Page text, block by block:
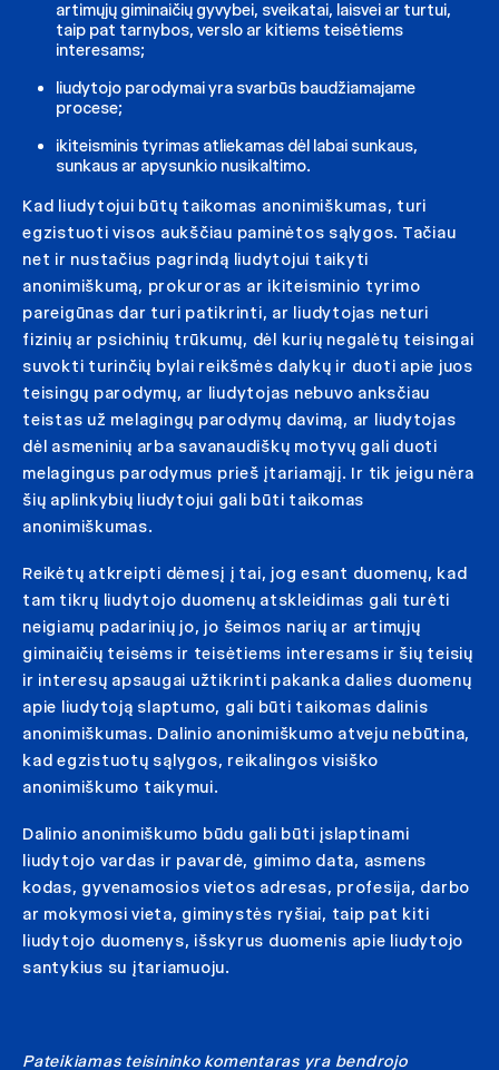
artimųjų giminaičių gyvybei, sveikatai, laisvei ar turtui,
taip pat tarnybos, verslo ar kitiems teisėtiems
interesams;
liudytojo parodymai yra svarbūs baudžiamajame
procese;
ikiteisminis tyrimas atliekamas dėl labai sunkaus,
sunkaus ar apysunkio nusikaltimo.
Kad liudytojui būtų taikomas anonimiškumas, turi
egzistuoti visos aukščiau paminėtos sąlygos. Tačiau
net ir nustačius pagrindą liudytojui taikyti
anonimiškumą, prokuroras ar ikiteisminio tyrimo
pareigūnas dar turi patikrinti, ar liudytojas neturi
fizinių ar psichinių trūkumų, dėl kurių negalėtų teisingai
suvokti turinčių bylai reikšmės dalykų ir duoti apie juos
teisingų parodymų, ar liudytojas nebuvo anksčiau
teistas už melagingų parodymų davimą, ar liudytojas
dėl asmeninių arba savanaudiškų motyvų gali duoti
melagingus parodymus prieš įtariamąjį. Ir tik jeigu nėra
šių aplinkybių liudytojui gali būti taikomas
anonimiškumas.
Reikėtų atkreipti dėmesį į tai, jog esant duomenų, kad
tam tikrų liudytojo duomenų atskleidimas gali turėti
neigiamų padarinių jo, jo šeimos narių ar artimųjų
giminaičių teisėms ir teisėtiems interesams ir šių teisių
ir interesų apsaugai užtikrinti pakanka dalies duomenų
apie liudytoją slaptumo, gali būti taikomas dalinis
anonimiškumas. Dalinio anonimiškumo atveju nebūtina,
kad egzistuotų sąlygos, reikalingos visiško
anonimiškumo taikymui.
Dalinio anonimiškumo būdu gali būti įslaptinami
liudytojo vardas ir pavardė, gimimo data, asmens
kodas, gyvenamosios vietos adresas, profesija, darbo
ar mokymosi vieta, giminystės ryšiai, taip pat kiti
liudytojo duomenys, išskyrus duomenis apie liudytojo
santykius su įtariamuoju.
Pateikiamas teisininko komentaras yra bendrojo